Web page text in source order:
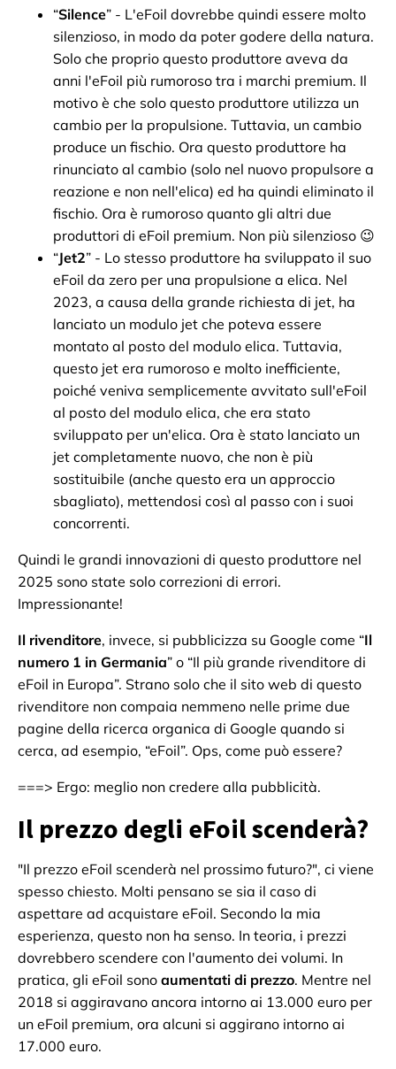
“Silence” - L'eFoil dovrebbe quindi essere molto
silenzioso, in modo da poter godere della natura.
Solo che proprio questo produttore aveva da
anni l'eFoil più rumoroso tra i marchi premium. Il
motivo è che solo questo produttore utilizza un
cambio per la propulsione. Tuttavia, un cambio
produce un fischio. Ora questo produttore ha
rinunciato al cambio (solo nel nuovo propulsore a
reazione e non nell'elica) ed ha quindi eliminato il
fischio. Ora è rumoroso quanto gli altri due
produttori di eFoil premium. Non più silenzioso 😉
“Jet2” - Lo stesso produttore ha sviluppato il suo
eFoil da zero per una propulsione a elica. Nel
2023, a causa della grande richiesta di jet, ha
lanciato un modulo jet che poteva essere
montato al posto del modulo elica. Tuttavia,
questo jet era rumoroso e molto inefficiente,
poiché veniva semplicemente avvitato sull'eFoil
al posto del modulo elica, che era stato
sviluppato per un'elica. Ora è stato lanciato un
jet completamente nuovo, che non è più
sostituibile (anche questo era un approccio
sbagliato), mettendosi così al passo con i suoi
concorrenti.
Quindi le grandi innovazioni di questo produttore nel
2025 sono state solo correzioni di errori.
Impressionante!
Il rivenditore, invece, si pubblicizza su Google come “Il
numero 1 in Germania” o “Il più grande rivenditore di
eFoil in Europa”. Strano solo che il sito web di questo
rivenditore non compaia nemmeno nelle prime due
pagine della ricerca organica di Google quando si
cerca, ad esempio, “eFoil”. Ops, come può essere?
===> Ergo: meglio non credere alla pubblicità.
Il prezzo degli eFoil scenderà?
"Il prezzo eFoil scenderà nel prossimo futuro?", ci viene
spesso chiesto. Molti pensano se sia il caso di
aspettare ad acquistare eFoil. Secondo la mia
esperienza, questo non ha senso. In teoria, i prezzi
dovrebbero scendere con l'aumento dei volumi. In
pratica, gli eFoil sono aumentati di prezzo. Mentre nel
2018 si aggiravano ancora intorno ai 13.000 euro per
un eFoil premium, ora alcuni si aggirano intorno ai
17.000 euro.